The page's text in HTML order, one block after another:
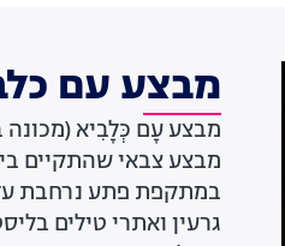
מבצע עם
במתקפת פתע נרחבת
גרעין ואתרי טילים